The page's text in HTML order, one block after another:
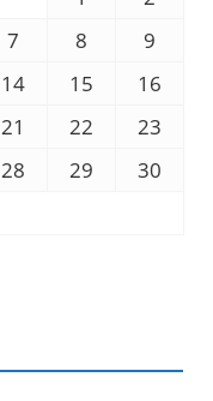
7 8
9
14 15
16
21 22
23
28 29
30